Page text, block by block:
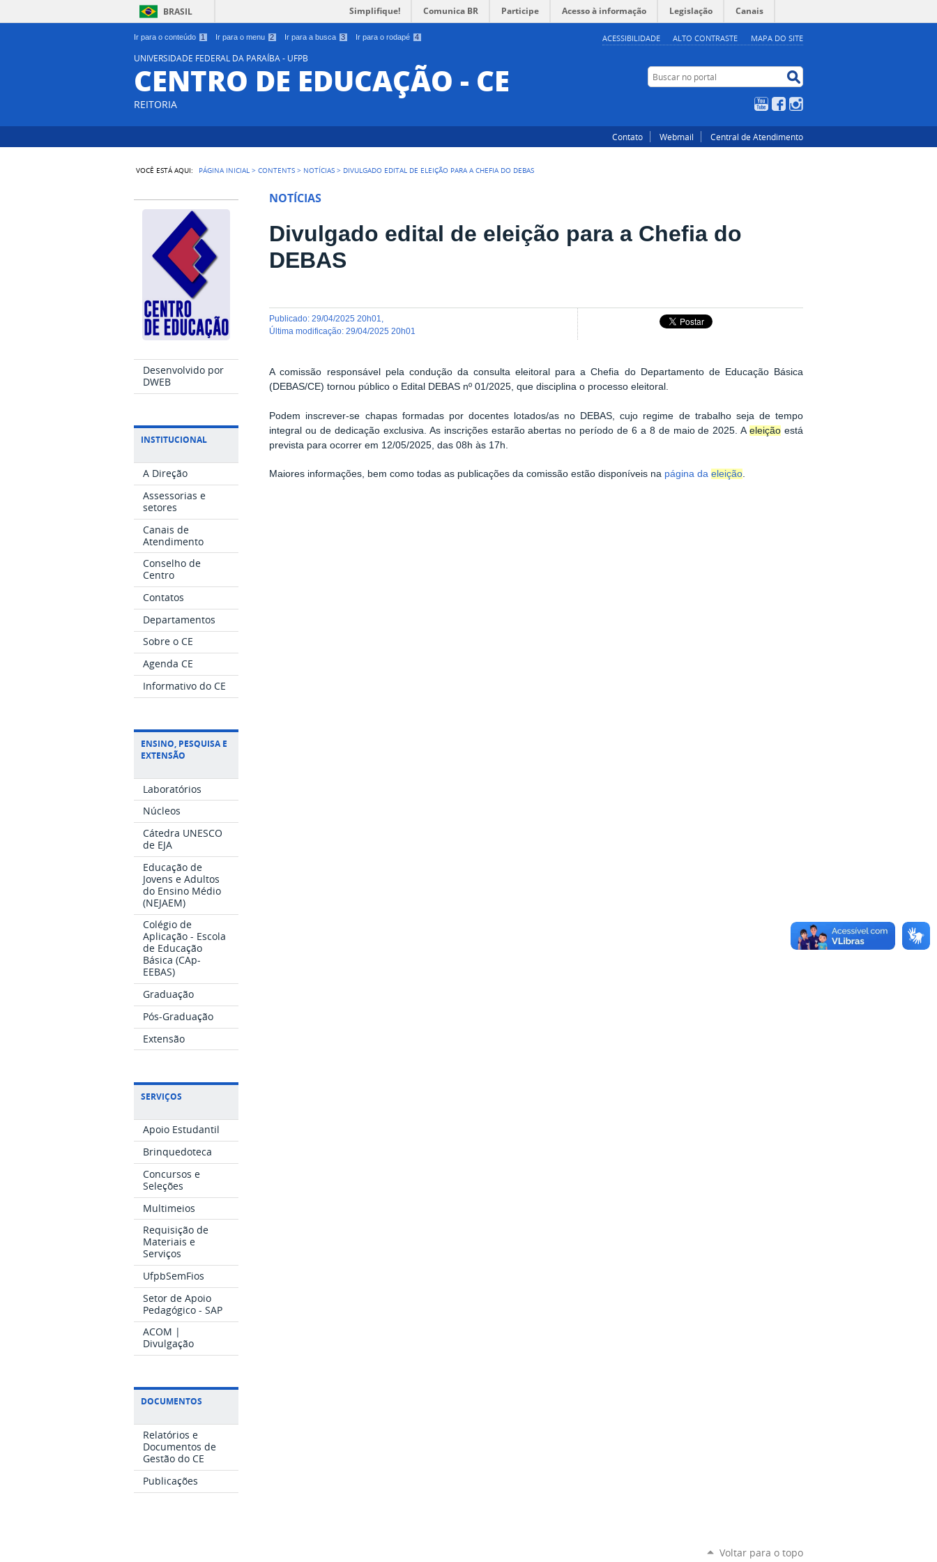
Ir para o conteúdo 1 Ir para o menu 2 Ir para a busca 3 Ir para o rodapé 4 ACESSIBILIDADE ALTO CONTRASTE MAPA DO SITE
BRASIL Simplifique! Comunica BR Participe Acesso à informação Legislação Canais
UNIVERSIDADE FEDERAL DA PARAÍBA - UFPB
CENTRO DE EDUCAÇÃO - CE
REITORIA
Buscar no portal
YouTubeFacebook
Contato Webmail Central de Atendimento
VOCÊ ESTÁ AQUI: PÁGINA INICIAL >CONTENTS > NOTÍCIAS > DIVULGADO EDITAL DE ELEIÇÃO PARA A CHEFIA DO DEBAS
Desenvolvido por
DWEB
INSTITUCIONAL
A Direção
Assessorias e
setores
Canais de
Atendimento
Conselho de
Centro
Contatos
Departamentos
Sobre o CE
Agenda CE
Informativo do CE
ENSINO, PESQUISA E
EXTENSÃO
Laboratórios
Núcleos
Cátedra UNESCO
de EJA
Educação de
Jovens e Adultos
do Ensino Médio
(NEJAEM)
Colégio de
Aplicação - Escola
de Educação
Básica (CAp-
EEBAS)
Graduação
Pós-Graduação
Extensão
SERVIÇOS
Apoio Estudantil
Brinquedoteca
Concursos e
Seleções
Multimeios
Requisição de
Materiais e
Serviços
UfpbSemFios
Setor de Apoio
Pedagógico - SAP
ACOM |
Divulgação
DOCUMENTOS
Relatórios e
Documentos de
Gestão do CE
Publicações
NOTÍCIAS
Divulgado edital de eleição para a Chefia do
DEBAS
publicado:29/04/2025 20h01
última modificação:29/04/2025 20h01
A comissão responsável pela condução da consulta eleitoral para a Chefia do Departamento de Educação Básica
(DEBAS/CE) tornou público o Edital DEBAS nº 01/2025, que disciplina o processo eleitoral.
Podem inscrever-se chapas formadas por docentes lotados/as no DEBAS, cujo regime de trabalho seja de tempo
integral ou de dedicação exclusiva . As inscrições estarão abertas no período de 6 a 8 de maio de 2025. Aeleição está
prevista para ocorrer em 12/05/2025, das 08h às 17h.
Maiores informações, bem como todas as publicações da comissão estão disponíveis na página daeleição.
Voltar para o topo